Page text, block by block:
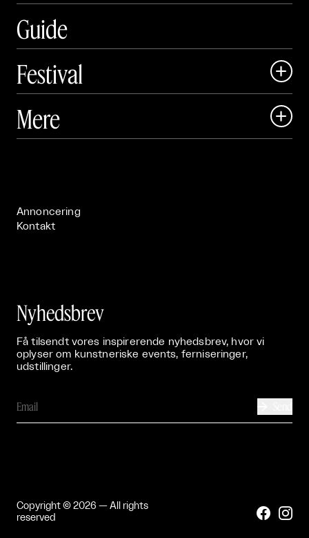
Guide
Festival

 Art Matter Festival
Mere 
Annoncering
Kontakt
Nyhedsbrev
Få tilsendt vores inspirerende nyhedsbrev, hvor vi
oplyser om kunstneriske events, ferniseringer,
udstillinger.
Copyright © 2026 — All rights
reserved
 